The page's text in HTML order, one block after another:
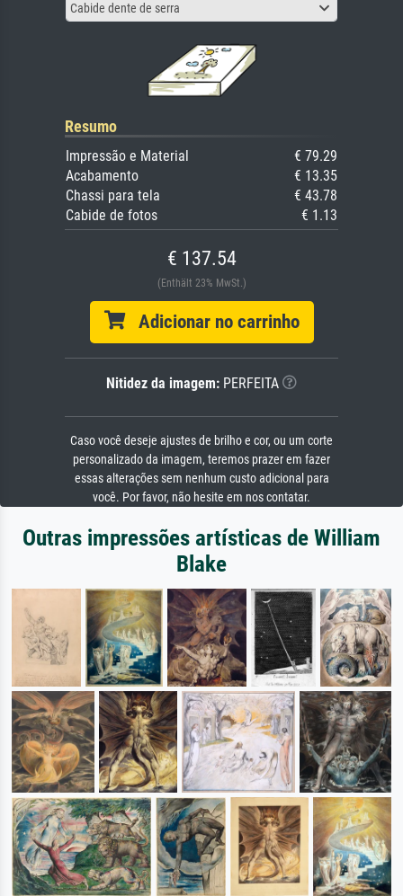
Cabide dente de serra
Resumo
Impressão e Material
€ 79.29
Acabamento
€ 13.35
Chassi para tela
€ 43.78
Cabide de fotos
€ 1.13
€ 137.54
(Enthält 23% MwSt.)
Adicionar no carrinho
Nitidez da imagem: PERFEITA
Caso você deseje ajustes de brilho e cor, ou um corte
personalizado da imagem, teremos prazer em fazer
essas alterações sem nenhum custo adicional para
você. Por favor, não hesite em nos contatar.
Outras impressões artísticas de William
Blake